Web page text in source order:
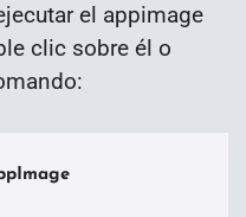
el appimage
clic sobre él o